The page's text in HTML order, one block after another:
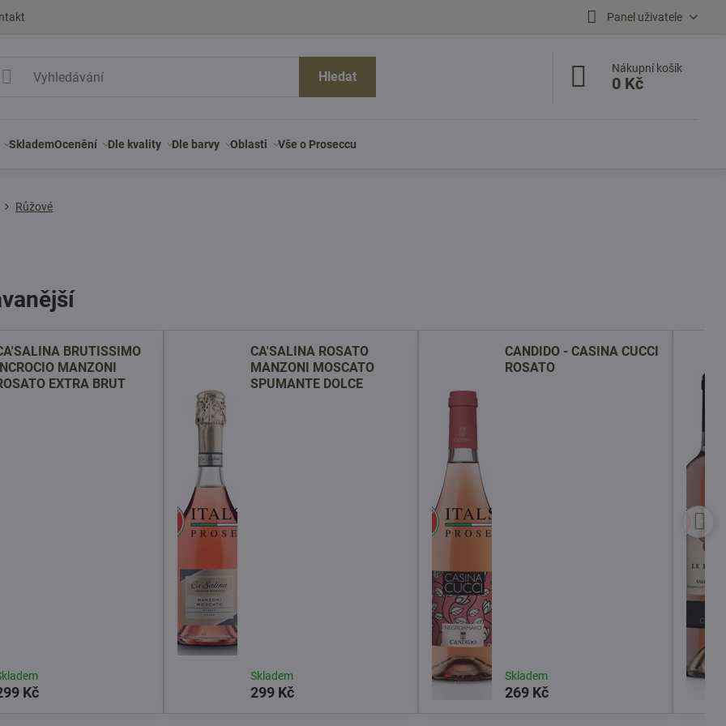
Panel uživatele
Hledat
Nákupní košík
0 Kč
SklademOcenění Dle kvality Dle barvy Oblasti Vše o Proseccu
Růžové
BRUTISSIMO
MANZONI
EXTRA BRUT
Kč
CA'SALINA ROSATO
MANZONI MOSCATO
SPUMANTE DOLCE
Skladem
299 Kč
CANDIDO - CASINA CUCCI
ROSATO
Skladem
269 Kč